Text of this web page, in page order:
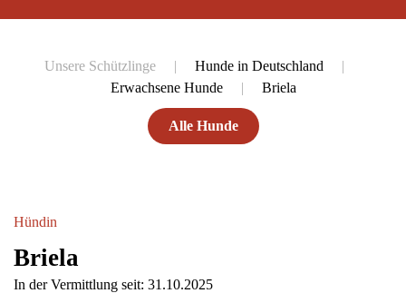
Unsere Schützlinge
Hunde in Deutschland
Erwachsene Hunde
Briela
Alle Hunde
Hündin
Briela
In der Vermittlung seit: 31.10.2025